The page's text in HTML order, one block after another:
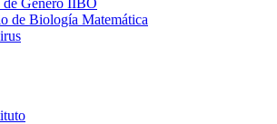
de Género IIBO
de Biología Matemática